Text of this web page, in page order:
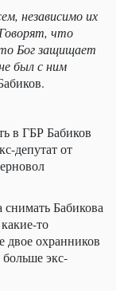
независимо их
Говорят, что
Бог защищает
был с ним
в ГБР Бабиков
депутат от
Бабикова
то
охранников
экс-